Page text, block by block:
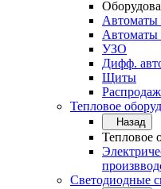
Автоматы
Автоматы
УЗО
Дифф.
Щиты
Тепловое
Назад
Тепловое
Светодиодные